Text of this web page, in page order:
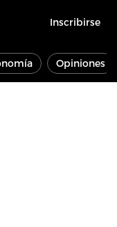
Inscribirse
Opiniones